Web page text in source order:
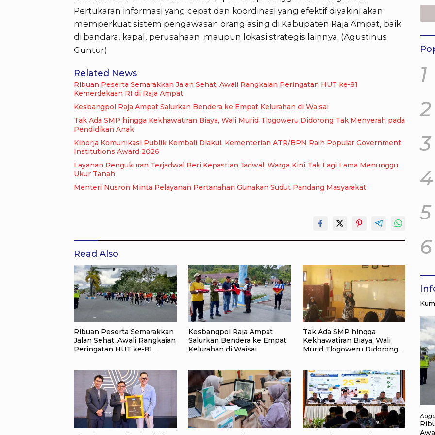
Pertukaran informasi yang cepat dan koordinasi yang efektif diyakini akan
memperkuat sistem pengawasan orang asing di Kabupaten Raja Ampat, baik
di bandara, kapal, perusahaan, maupun lokasi strategis lainnya. (Agustinus
Guntur)
Related News
Ribuan Peserta Semarakkan Jalan Sehat, Awali Rangkaian Peringatan HUT ke-81
Kemerdekaan RI di Raja Ampat
Kesbangpol Raja Ampat Salurkan Bendera ke Empat Kelurahan di Waisai
Tak Ada SMP hingga Kekhawatiran Biaya, Wali Murid Tlogoweru Didorong Tak Menyerah pada
Pendidikan Anak
Kinerja Komunikasi Publik Kembali Diakui, Kementerian ATR/BPN Raih Popular Government
Institutions Award 2026
Layanan Pengukuran Terjadwal Beri Kepastian Jadwal, Warga Kini Tak Lagi Lama Menunggu
Ukur Tanah
Menteri Nusron Minta Pelayanan Pertanahan Gunakan Sudut Pandang Masyarakat
Read Also
Ribuan Peserta Semarakkan
Jalan Sehat, Awali Rangkaian
Peringatan HUT ke-81
Kesbangpol Raja Ampat
Salurkan Bendera ke Empat
Kelurahan di Waisai
Tak Ada SMP hingga
Kekhawatiran Biaya, Wali
Murid Tlogoweru Didorong
1
2
3
4
5
6